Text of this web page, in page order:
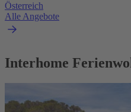
Österreich
Alle Angebote
Interhome